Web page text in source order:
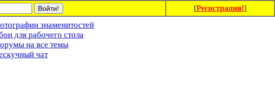
[Регистрация!]
знаменитостей
для рабочего стола
на все темы
чат